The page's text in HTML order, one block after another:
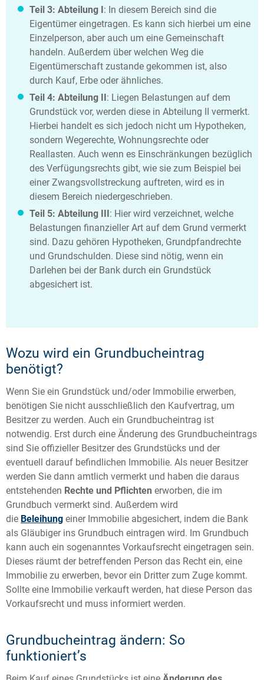
Teil 3: Abteilung I: In diesem Bereich sind die
Eigentümer eingetragen. Es kann sich hierbei um eine
Einzelperson, aber auch um eine Gemeinschaft
handeln. Außerdem über welchen Weg die
Eigentümerschaft zustande gekommen ist, also
durch Kauf, Erbe oder ähnliches.
Teil 4: Abteilung II: Liegen Belastungen auf dem
Grundstück vor, werden diese in Abteilung II vermerkt.
Hierbei handelt es sich jedoch nicht um Hypotheken,
sondern Wegerechte, Wohnungsrechte oder
Reallasten. Auch wenn es Einschränkungen bezüglich
des Verfügungsrechts gibt, wie sie zum Beispiel bei
einer Zwangsvollstreckung auftreten, wird es in
diesem Bereich niedergeschrieben.
Teil 5: Abteilung III: Hier wird verzeichnet, welche
Belastungen finanzieller Art auf dem Grund vermerkt
sind. Dazu gehören Hypotheken, Grundpfandrechte
und Grundschulden. Diese sind nötig, wenn ein
Darlehen bei der Bank durch ein Grundstück
abgesichert ist.
Wozu wird ein Grundbucheintrag
benötigt?
Wenn Sie ein Grundstück und/oder Immobilie erwerben,
benötigen Sie nicht ausschließlich den Kaufvertrag, um
Besitzer zu werden. Auch ein Grundbucheintrag ist
notwendig. Erst durch eine Änderung des Grundbucheintrags
sind Sie offizieller Besitzer des Grundstücks und der
eventuell darauf befindlichen Immobilie. Als neuer Besitzer
werden Sie dann amtlich vermerkt und haben die daraus
entstehenden Rechte und Pflichten erworben, die im
Grundbuch vermerkt sind. Außerdem wird
die Beleihung einer Immobilie abgesichert, indem die Bank
als Gläubiger ins Grundbuch eintragen wird. Im Grundbuch
kann auch ein sogenanntes Vorkaufsrecht eingetragen sein.
Dieses räumt der betreffenden Person das Recht ein, eine
Immobilie zu erwerben, bevor ein Dritter zum Zuge kommt.
Sollte eine Immobilie verkauft werden, hat diese Person das
Vorkaufsrecht und muss informiert werden.
Grundbucheintrag ändern: So
funktioniert’s